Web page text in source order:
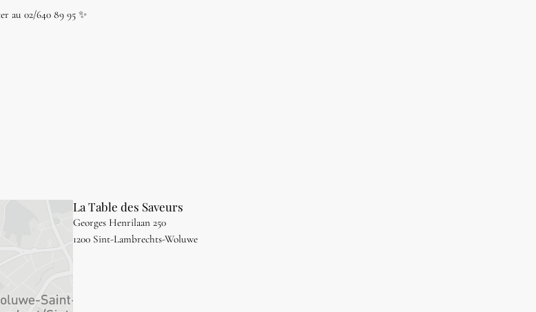
au 02/640 89 95 ✨
La Table des Saveurs
Georges Henrilaan 250
1200 Sint-Lambrechts-Woluwe